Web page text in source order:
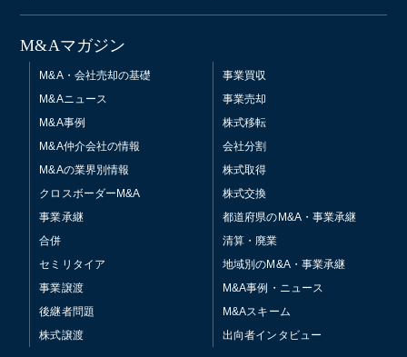
M&Aマガジン
M&A・会社売却の基礎
M&Aニュース
M&A事例
M&A仲介会社の情報
M&Aの業界別情報
クロスボーダーM&A
事業承継
合併
セミリタイア
事業譲渡
後継者問題
株式譲渡
事業買収
事業売却
株式移転
会社分割
株式取得
株式交換
都道府県のM&A・事業承継
清算・廃業
地域別のM&A・事業承継
M&A事例・ニュース
M&Aスキーム
出向者インタビュー